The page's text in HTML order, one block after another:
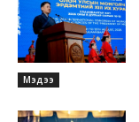
Мэдээ